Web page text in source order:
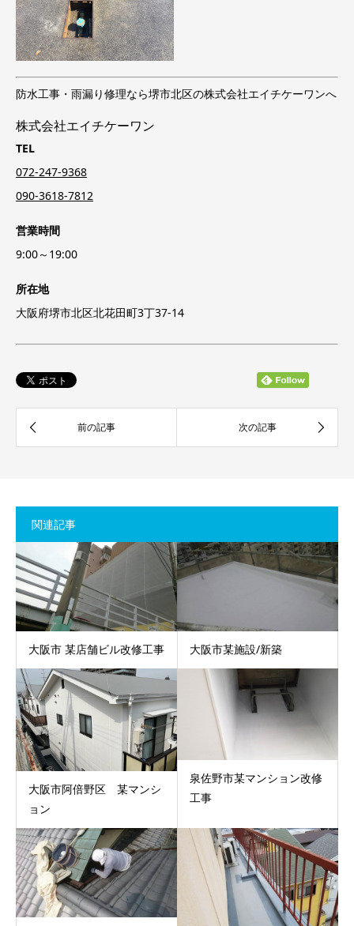
防水工事・雨漏り修理なら堺市北区の株式会社エイチケーワンへ
株式会社エイチケーワン
TEL
072-247-9368
090-3618-7812
営業時間
9:00～19:00
所在地
大阪府堺市北区北花田町3丁37-14
関連記事
大阪市 某店舗ビル改修工事 大阪市某施設/新築
大阪市阿倍野区 某マンシ
ョン
泉佐野市某マンション改修
工事